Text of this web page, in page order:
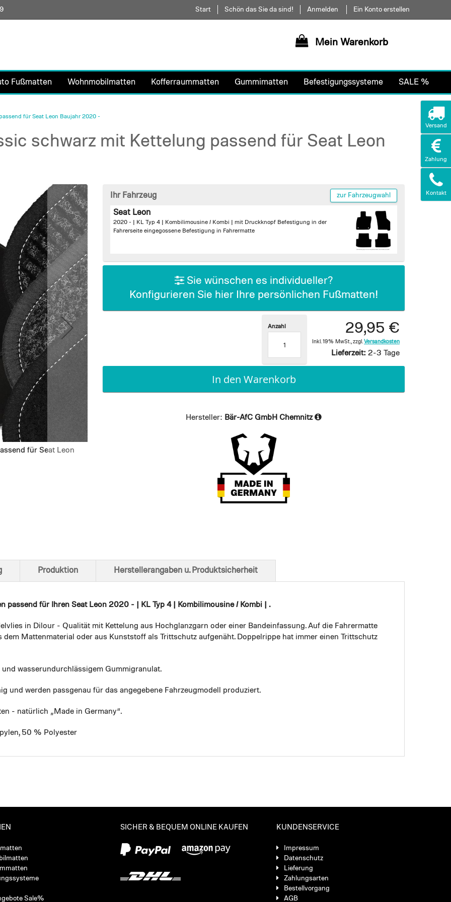
Direkt
zum
Start Schön das Sie da sind! Anmelden Ein Konto erstellen
Mein Warenkorb
Fußmatten Wohnmobilmatten Kofferraummatten Gummimatten Befestigungssysteme SALE %
für Seat Leon Baujahr 2020 -
schwarz mit Kettelung passend für Seat Leon
für Seat Leon
Ansicht von unten
Ihr Fahrzeug zur Fahrzeugwahl
Seat Leon
2020 - | KL Typ 4 | Kombilimousine / Kombi | mit Druckknopf Befestigung in der
Fahrerseite eingegossene Befestigung in Fahrermatte
Sie wünschen es individueller?
Konfigurieren Sie hier Ihre persönlichen Fußmatten!
29,95 €
Inkl. 19% MwSt. zzgl. Versandkosten
Lieferzeit: 2-3 Tage
Anzahl
In den Warenkorb
Hersteller: Bär-AfC GmbH Chemnitz
passend für Ihren Seat Leon 2020 - | KL Typ 4 | Kombilimousine / Kombi | .
in Dilour - Qualität mit Kettelung aus Hochglanzgarn oder einer Bandeinfassung. Auf die Fahrermatte
Mattenmaterial oder aus Kunststoff als Trittschutz aufgenäht. Doppelrippe hat immer einen Trittschutz
wasserundurchlässigem Gummigranulat.
und werden passgenau für das angegebene Fahrzeugmodell produziert.
- natürlich „Made in Germany“.
50 % Polyester
Produktion Herstellerangaben u. Produktsicherheit
Sale%
SICHER & BEQUEM ONLINE KAUFEN KUNDENSERVICE
Impressum
Datenschutz
Lieferung
Zahlungsarten
Bestellvorgang
AGB
Versand
Zahlung
Kontakt